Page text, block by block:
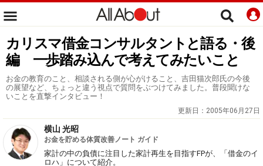
カリスマ借金コンサルタントと語る・後
編 一歩踏み込んで考えてみたいこと
お金の教育のこと、相談される側が心がけること、吉田猫次郎氏の今後
の展望など、ちょっと違う視点で質問をぶつけてみました。普段聞けな
いことを直撃インタビュー！
更新日： 2005年06月27日
横山 光昭
お金を貯める体質改善ノート ガイド
家計の中の負債に注目した家計再生を目指すFPが、「借金のイ
ロハ」について紹介。